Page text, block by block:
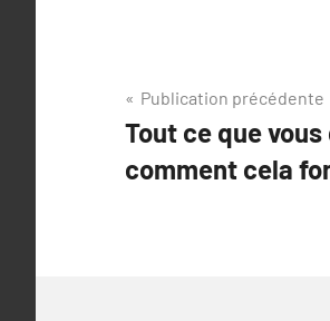
Navigation
de
l’article
Publication précédente
Tout ce que vous
comment cela